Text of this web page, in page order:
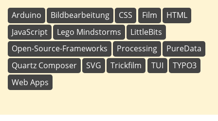
Arduino Bildbearbeitung CSS Film
HTML
JavaScript
Lego Mindstorms
LittleBits
Open-Source-Frameworks
Processing
PureData
Quartz Composer
SVG Trickfilm TUI
TYPO3
Web Apps